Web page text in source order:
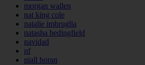
morgan wallen
nat king cole
natalie imbruglia
natasha bedingfield
navidad
nf
niall horan